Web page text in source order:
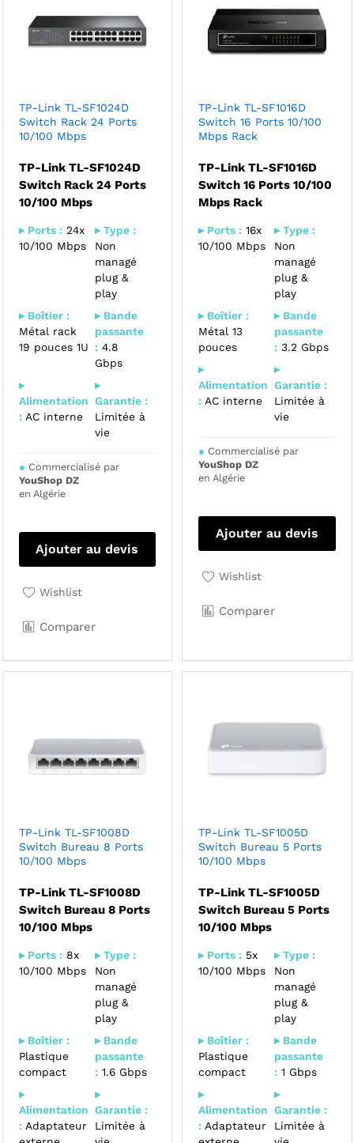
TP-Link TL-SF1024D
Switch Rack 24 Ports
10/100 Mbps
TP-Link TL-SF1024D
Switch Rack 24 Ports
10/100 Mbps
▸ Ports :24x
10/100 Mbps
▸ Type :
Non
managé
plug &
play
▸ Boîtier :
Métal rack
19 pouces 1U
▸ Bande
passante
:4.8
Gbps
▸
Alimentation
:AC interne
▸
Garantie :
Limitée à
vie
● Commercialisé par
YouShop DZ
en Algérie
Ajouter au devis
Wishlist
Comparer
TP-Link TL-SF1016D
Switch 16 Ports 10/100
Mbps Rack
TP-Link TL-SF1016D
Switch 16 Ports 10/100
Mbps Rack
▸ Ports : 16x
10/100 Mbps
▸ Type :
Non
managé
plug &
play
▸ Boîtier :
Métal 13
pouces
▸ Bande
passante
: 3.2 Gbps
▸
Alimentation
: AC interne
▸
Garantie :
Limitée à
vie
● Commercialisé par
YouShop DZ
en Algérie
Ajouter au devis
Wishlist
Comparer
TP-Link TL-SF1008D
Switch Bureau 8 Ports
10/100 Mbps
TP-Link TL-SF1008D
Switch Bureau 8 Ports
10/100 Mbps
▸ Ports :8x
10/100 Mbps
▸ Type :
Non
managé
plug &
play
▸ Boîtier :
Plastique
compact
▸ Bande
passante
:1.6 Gbps
▸
Alimentation
:Adaptateur
▸
Garantie :
Limitée à
TP-Link TL-SF1005D
Switch Bureau 5 Ports
10/100 Mbps
TP-Link TL-SF1005D
Switch Bureau 5 Ports
10/100 Mbps
▸ Ports : 5x
10/100 Mbps
▸ Type :
Non
managé
plug &
play
▸ Boîtier :
Plastique
compact
▸ Bande
passante
: 1 Gbps
▸
Alimentation
: Adaptateur
▸
Garantie :
Limitée à